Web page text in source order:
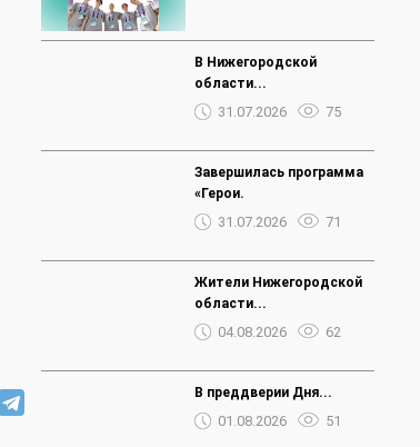
В Нижегородской
области...
31.07.2026 75
Завершилась программа
«Герои.
31.07.2026 71
Жители Нижегородской
области...
04.08.2026 62
В преддверии Дня...
01.08.2026 51